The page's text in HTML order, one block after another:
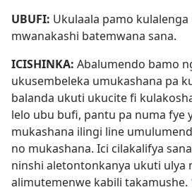
UBUFI: Ukulaala pamo
mwanakashi batemwana sana.
ICISHINKA: Abalumendo bamo
ukusembeleka umukashana pa
balanda ukuti ukucite fi
lelo ubu bufi, pantu pa numa fye
mukashana ilingi line
no mukashana. Ici cilakalifya
ninshi aletontonkanya ukuti ulya
alimutemenwe kabili takamushe.